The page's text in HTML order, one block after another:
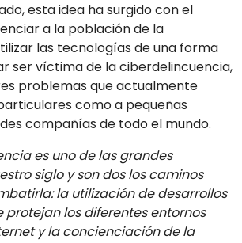
esta idea ha surgido con el
a la población de la
las tecnologías de una forma
ser víctima de la ciberdelincuencia,
problemas que actualmente
como a pequeñas
compañías de todo el mundo.
es uno de las grandes
siglo y son dos los caminos
la utilización de desarrollos
protejan los diferentes entornos
y la concienciación de la